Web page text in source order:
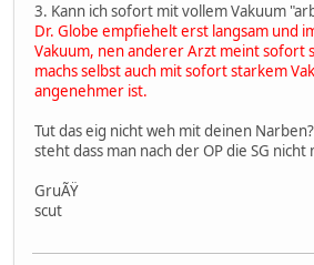
3. Kann ich sofort mit vollem Vakuum
Dr. Globe empfiehelt erst langsam und
Vakuum, nen anderer Arzt meint sofort
machs selbst auch mit sofort starkem
angenehmer ist.
Tut das eig nicht weh mit deinen
steht dass man nach der OP die SG
GruÃŸ
scut